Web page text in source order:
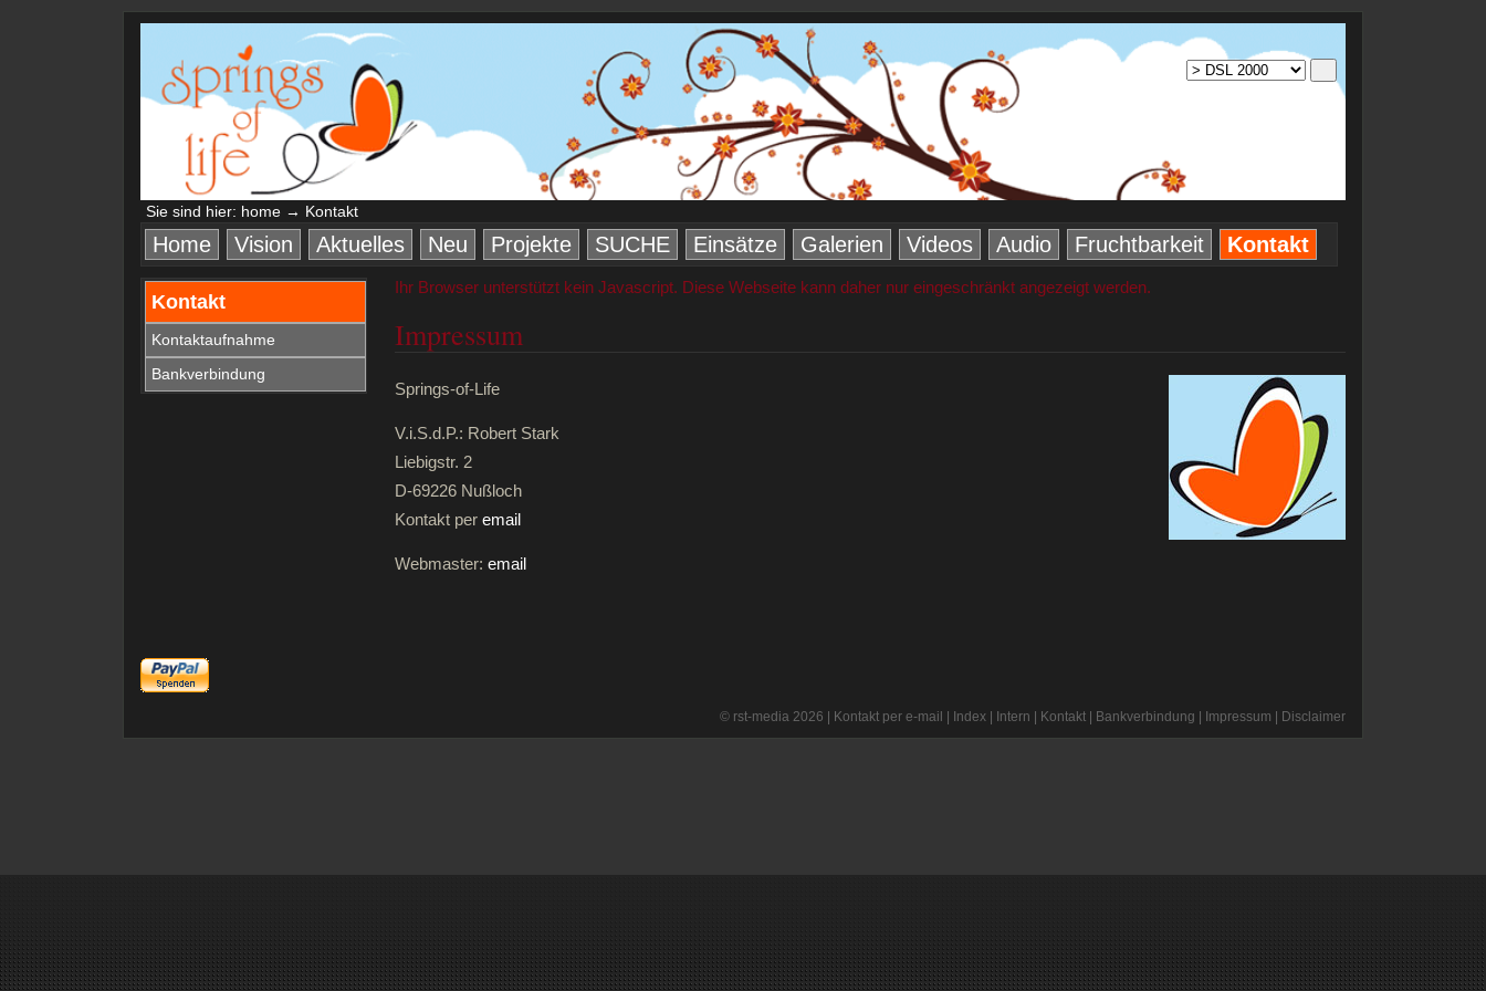
Sie sind hier: home → Kontakt
Home Vision Aktuelles Neu Projekte SUCHE Einsätze Galerien Videos Audio Fruchtbarkeit Kontakt
Kontakt
Kontaktaufnahme
Bankverbindung
Ihr Browser unterstützt kein Javascript. Diese Webseite kann daher nur eingeschränkt angezeigt werden.
Impressum
Springs-of-Life
V.i.S.d.P.: Robert Stark
Liebigstr. 2
D-69226 Nußloch
Kontakt per email
Webmaster: email
© rst-media 2026 | Kontakt per e-mail Index Intern Kontakt Bankverbindung Impressum Disclaimer